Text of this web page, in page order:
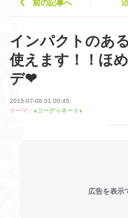
前の記事へ
インパクトのあ
使えます！！ほ
デ❤︎
2015-07-08 01:00:45
テーマ： ♦︎コーディネート♦︎
広告を表示